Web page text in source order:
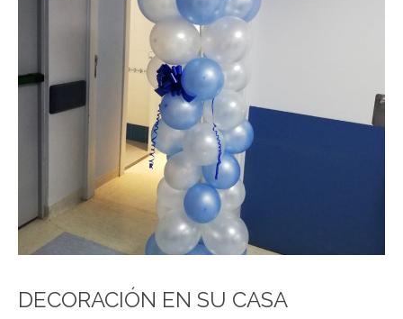
DECORACIÓN EN SU CASA